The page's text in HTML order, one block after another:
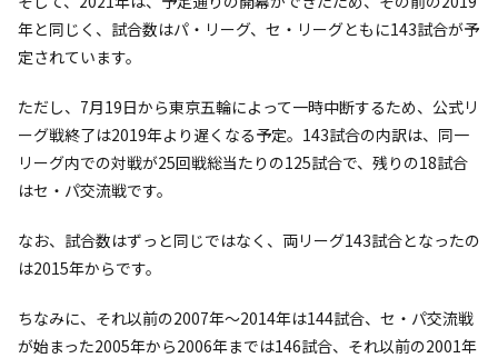
年と同じく、試合数はパ・リーグ、セ・リーグともに143試合が予
定されています。
ただし、7月19日から東京五輪によって一時中断するため、公式リ
ーグ戦終了は2019年より遅くなる予定。143試合の内訳は、同一
リーグ内での対戦が25回戦総当たりの125試合で、残りの18試合
はセ・パ交流戦です。
なお、試合数はずっと同じではなく、両リーグ143試合となったの
は2015年からです。
ちなみに、それ以前の2007年～2014年は144試合、セ・パ交流戦
が始まった2005年から2006年までは146試合、それ以前の2001年